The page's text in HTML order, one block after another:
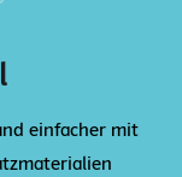
einfacher mit